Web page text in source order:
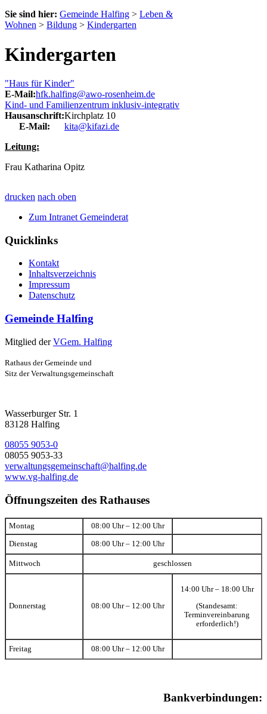
Sie sind hier: Gemeinde Halfing > Leben &
Wohnen > Bildung > Kindergarten
Kindergarten
"Haus für Kinder"
E-Mail:hfk.halfing@awo-rosenheim.de
Kind- und Familienzentrum inklusiv-integrativ
Hausanschrift:Kirchplatz 10
E-Mail:
kita@kifazi.de
Leitung:
Frau Katharina Opitz
drucken nach oben
Zum Intranet Gemeinderat
Quicklinks
Kontakt
Inhaltsverzeichnis
Impressum
Datenschutz
Gemeinde Halfing
Mitglied derVGem. Halfing
Rathaus der Gemeinde und
Sitz der Verwaltungsgemeinschaft
Wasserburger Str. 1
83128 Halfing
08055 9053-0
08055 9053-33
verwaltungsgemeinschaft@halfing.de
www.vg-halfing.de
Öffnungszeiten des Rathauses
Montag 08:00 Uhr – 12:00 Uhr
Dienstag 08:00 Uhr – 12:00 Uhr
Mittwoch geschlossen
Donnerstag 08:00 Uhr – 12:00 Uhr
14:00 Uhr – 18:00 Uhr
(Standesamt:
Terminvereinbarung
erforderlich!)
Freitag 08:00 Uhr – 12:00 Uhr
Bankverbindungen: